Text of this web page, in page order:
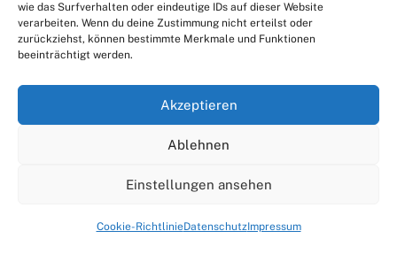
wie das Surfverhalten oder eindeutige IDs auf dieser Website
verarbeiten. Wenn du deine Zustimmung nicht erteilst oder
zurückziehst, können bestimmte Merkmale und Funktionen
beeinträchtigt werden.
Akzeptieren
Ablehnen
Einstellungen ansehen
Cookie-RichtlinieDatenschutzImpressum